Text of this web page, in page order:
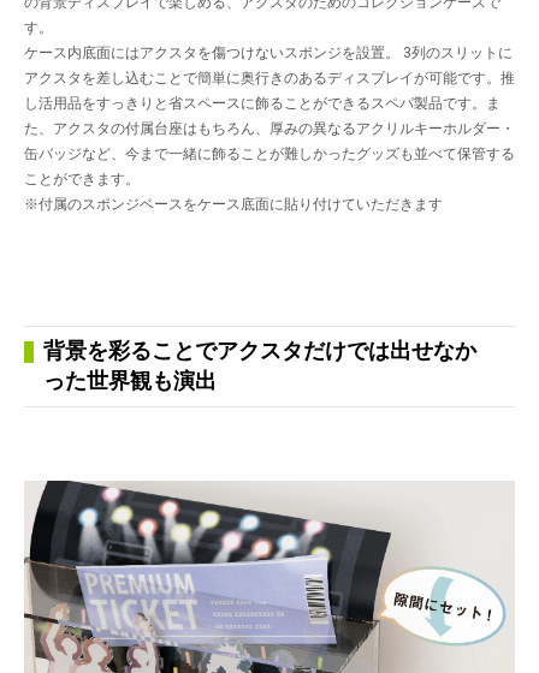
す。
ケース内底面にはアクスタを傷つけないスポンジを設置。 3列のスリットに
アクスタを差し込むことで簡単に奥行きのあるディスプレイが可能です。推
し活用品をすっきりと省スペースに飾ることができるスペパ製品です。ま
た、アクスタの付属台座はもちろん、厚みの異なるアクリルキーホルダー・
缶バッジなど、今まで一緒に飾ることが難しかったグッズも並べて保管する
ことができます。
※付属のスポンジベースをケース底面に貼り付けていただきます
背景を彩ることでアクスタだけでは出せなか
った世界観も演出